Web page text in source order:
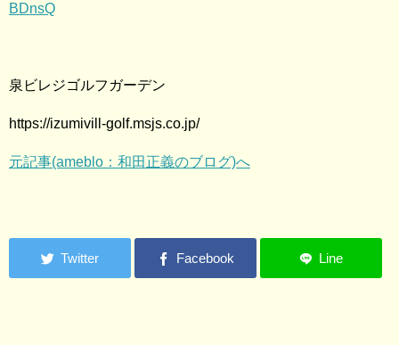
BDnsQ
泉ビレジゴルフガーデン
https://izumivill-golf.msjs.co.jp/
元記事(ameblo：和田正義のブログ)へ